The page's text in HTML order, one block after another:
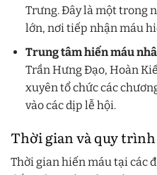
Trưng. Đây là một trong
lớn, nơi tiếp nhận máu
Trung tâm hiến máu
Trần Hưng Đạo, Hoàn
xuyên tổ chức các
vào các dịp lễ hội.
Thời gian và quy
Thời gian hiến máu tại các